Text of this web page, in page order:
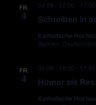
FR.
4 Schreiben in
04.09 - 10:00 - 17:00
Katholische
Aachen,
FR.
4 Humor als
04.09 - 10:00 - 17:00
Katholische